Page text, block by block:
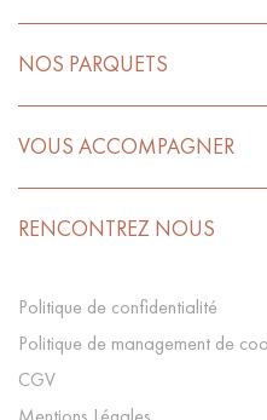
NOS PARQUETS
VOUS ACCOMPAGNER
RENCONTREZ NOUS
Politique de confidentialité
Politique de management de
CGV